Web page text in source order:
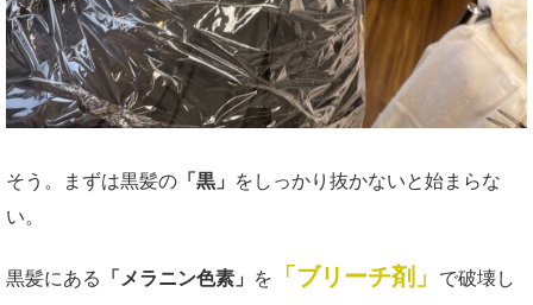
そう。まずは黒髪の 「黒」
をしっかり抜かないと始まらな
い。
黒髪にある 「メラニン色素」 を 「ブリーチ剤」
で破壊し